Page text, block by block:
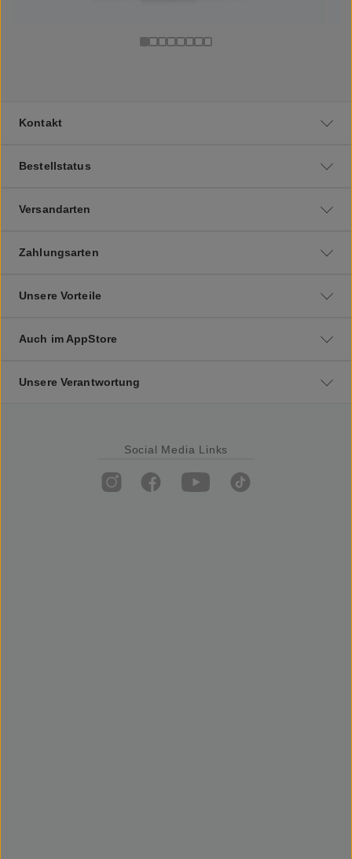
Kontakt
Bestellstatus
Versandarten
Zahlungsarten
Unsere Vorteile
Auch im AppStore
Unsere Verantwortung
Social Media Links